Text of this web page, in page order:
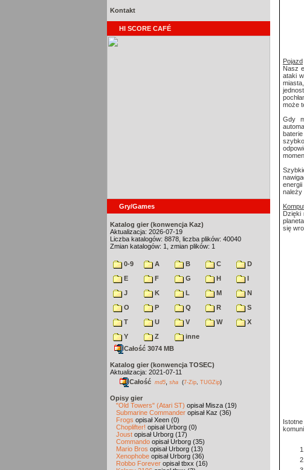
Kontakt
HI SCORE CAFÉ
Gry/Games
Katalog gier (konwencja Kaz)
Aktualizacja: 2026-07-19
Liczba katalogów: 8878, liczba plików: 40040
Zmian katalogów: 1, zmian plików: 1
0-9 A B C
D
E
F G H
I
J
K L M
N
O
P Q R
S
T
U V W
X
Y
Z
inne
Całość 3074 MB
Katalog gier (konwencja TOSEC)
Aktualizacja: 2021-07-11
Całość md5 sha (7-Zip TUGZip)
Opisy gier
"Old Towers" (Atari ST) opisał Misza (19)
Submarine Commander opisał Kaz (36)
Frogs opisał Xeen (0)
Choplifter! opisał Urborg (0)
Joust opisał Urborg (17)
Commando opisał Urborg (35)
Mario Bros opisał Urborg (13)
Xenophobe opisał Urborg (36)
Robbo Forever opisał tbxx (16)
Pojazd
Nasz
ataki
może
Gdy
należy
Dzięki
się